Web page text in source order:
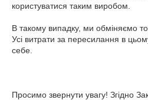
користуватися таким виробом.
В такому випадку, ми обміняємо
Усі витрати за пересилання в
себе.
Просимо звернути увагу! Згідно